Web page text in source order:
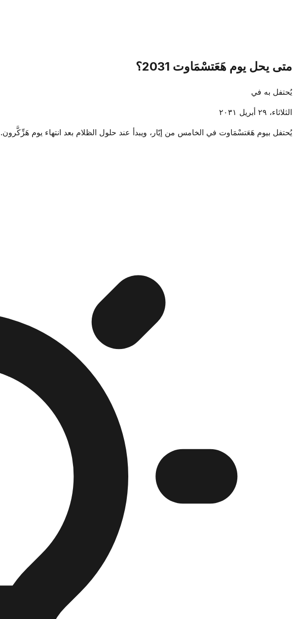
متى يحل يوم هَعَتسْمَاوت 2031؟
يُحتفل به في
الثلاثاء، ٢٩ أبريل ٢٠٣١
يُحتفل بيوم هَعَتسْمَاوت في الخامس من إيّار، ويبدأ عند حلول الظلام بعد انتهاء يوم هَزِّكَّرون.